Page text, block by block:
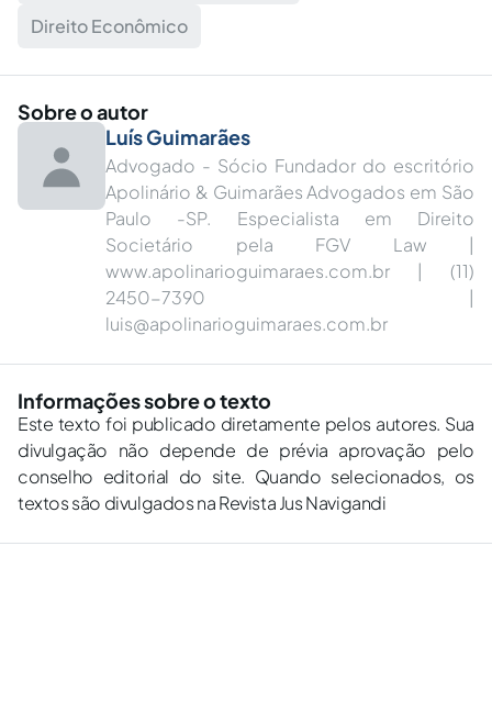
Direito Econômico
Sobre o autor
Luís Guimarães
Advogado - Sócio Fundador do escritório
Apolinário & Guimarães Advogados em São
Paulo -SP. Especialista em Direito
Societário pela FGV Law |
www.apolinarioguimaraes.com.br | (11)
2450-7390 |
luis@apolinarioguimaraes.com.br
Informações sobre o texto
Este texto foi publicado diretamente pelos autores. Sua
divulgação não depende de prévia aprovação pelo
conselho editorial do site. Quando selecionados, os
textos são divulgados na Revista Jus Navigandi